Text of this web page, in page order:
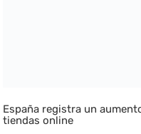
España registra un
tiendas online